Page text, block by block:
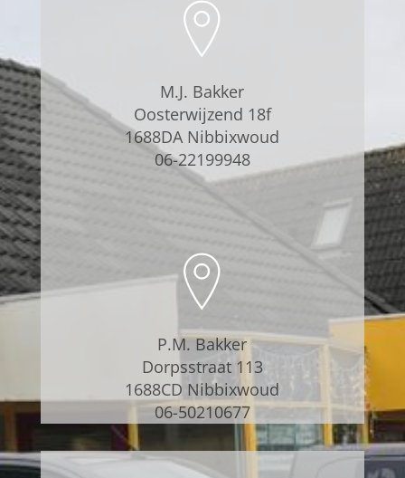
M.J. Bakker
Oosterwijzend 18f
1688DA Nibbixwoud
06-22199948
P.M. Bakker
Dorpsstraat 113
1688CD Nibbixwoud
06-50210677